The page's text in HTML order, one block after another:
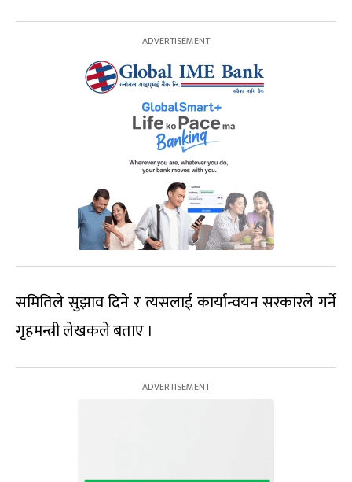
समितिले सुझाव दिने र त्यसलाई कार्यान्वयन सरकारले गर्ने
गृहमन्त्री लेखकले बताए ।